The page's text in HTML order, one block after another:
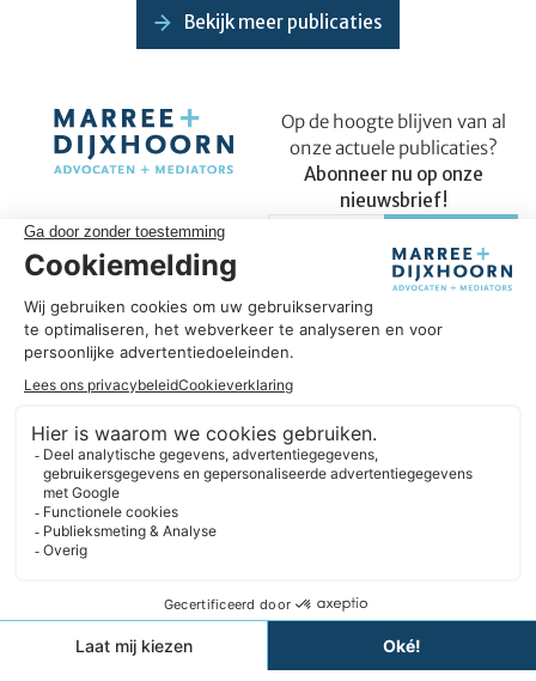
vermijden, betekent dit niet dat advocaten overbodig
Bekijk meer publicaties
Op de hoogte blijven van al
onze actuele publicaties?
Abonneer nu op onze
nieuwsbrief!
Succesvol in úw onderneming
Omdat wij ons vak verstaan, helpen we u om succesvol te zijn
ondernemers en geloven in langdurige samenwerkingen. In
plaats van te denken in beperkingen, zoeken we altijd naar
oplossingen. Daarbij blijven we nieuwsgierig en gericht op
Expertises
Contact